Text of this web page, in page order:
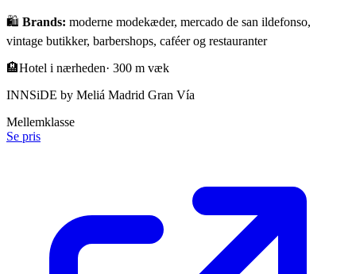
🛍️ Brands: moderne modekæder, mercado de san ildefonso,
vintage butikker, barbershops, caféer og restauranter
🏨Hotel i nærheden· 300 m væk
INNSiDE by Meliá Madrid Gran Vía
Mellemklasse
Se pris